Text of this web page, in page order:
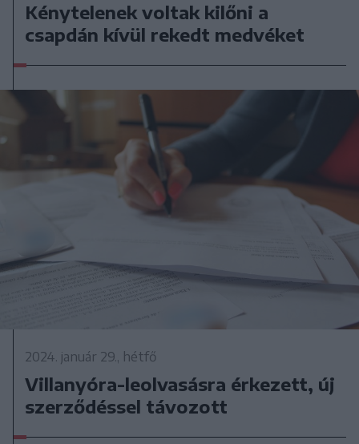
Kénytelenek voltak kilőni a
csapdán kívül rekedt medvéket
2024. január 29., hétfő
Villanyóra-leolvasásra érkezett, új
szerződéssel távozott